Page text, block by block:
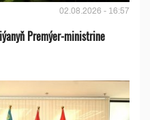
02.08.2026 - 16:57
Premýer-ministrine